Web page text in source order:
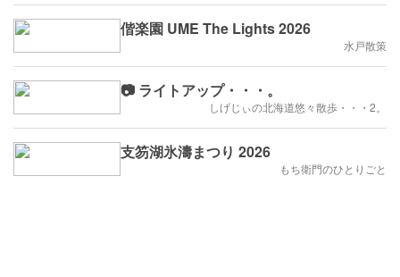
偕楽園 UME The Lights 2026
水戸散策
📷 ライトアップ・・・。
しげじぃの北海道悠々散歩・・・2。
支笏湖氷濤まつり 2026
もち衛門のひとりごと